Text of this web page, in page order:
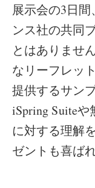
展示会の3日
ンス社の共同
とはありませ
なリーフレッ
提供するサン
iSpring Suite
に対する理解
ゼントも喜ば